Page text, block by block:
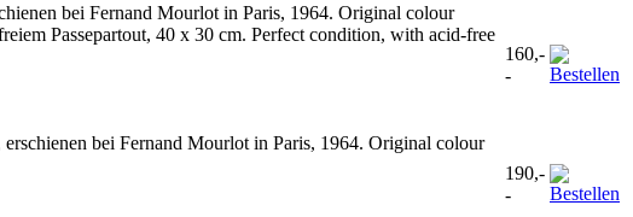
bei Fernand Mourlot in Paris, 1964. Original colour
Passepartout, 40 x 30 cm. Perfect condition, with acid-free
160,-
-
bei Fernand Mourlot in Paris, 1964. Original colour
190,-
-